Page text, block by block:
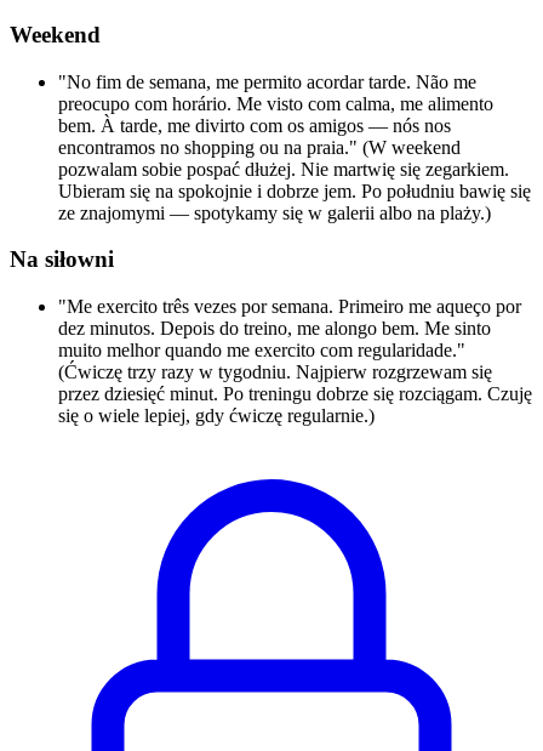
Weekend
"No fim de semana, me permito acordar tarde. Não me
preocupo com horário. Me visto com calma, me alimento
bem. À tarde, me divirto com os amigos — nós nos
encontramos no shopping ou na praia." (W weekend
pozwalam sobie pospać dłużej. Nie martwię się zegarkiem.
Ubieram się na spokojnie i dobrze jem. Po południu bawię się
ze znajomymi — spotykamy się w galerii albo na plaży.)
Na siłowni
"Me exercito três vezes por semana. Primeiro me aqueço por
dez minutos. Depois do treino, me alongo bem. Me sinto
muito melhor quando me exercito com regularidade."
(Ćwiczę trzy razy w tygodniu. Najpierw rozgrzewam się
przez dziesięć minut. Po treningu dobrze się rozciągam. Czuję
się o wiele lepiej, gdy ćwiczę regularnie.)